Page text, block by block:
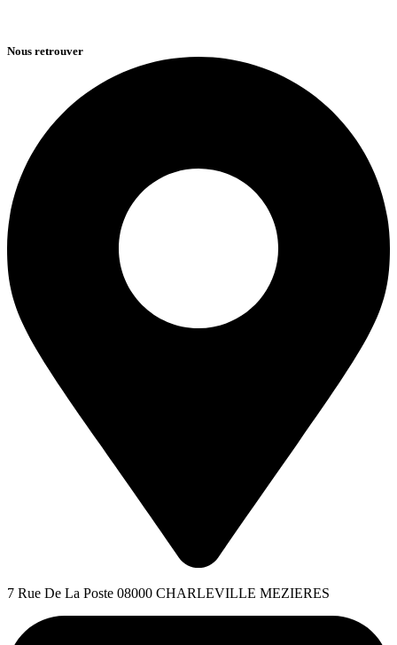
Nous retrouver
7 Rue De La Poste 08000 CHARLEVILLE MEZIERES